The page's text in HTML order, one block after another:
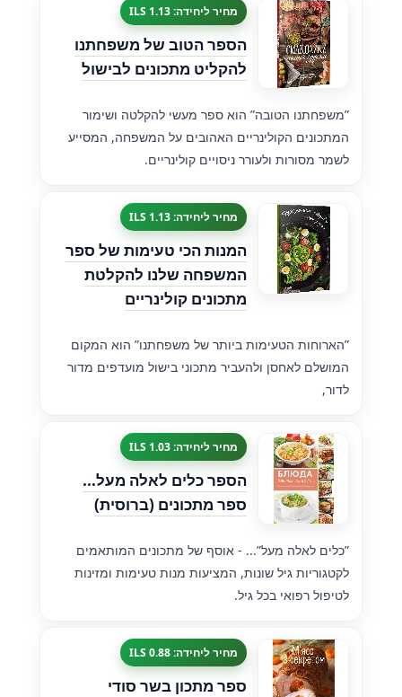
מחיר ליחידה: 1.13 ILS
הספר הטוב של משפחתנו
להקליט מתכונים לבישול
”משפחתנו הטובה” הוא ספר מעשי להקלטה ושימור
המתכונים הקולינריים האהובים על המשפחה, המסייע
לשמר מסורות ולעורר ניסויים קולינריים.
מחיר ליחידה: 1.13 ILS
המנות הכי טעימות של ספר
המשפחה שלנו להקלטת
מתכונים קולינריים
”הארוחות הטעימות ביותר של משפחתנו” הוא המקום
המושלם לאחסן ולהעביר מתכוני בישול מועדפים מדור
לדור,
מחיר ליחידה: 1.03 ILS
הספר כלים לאלה מעל...
ספר מתכונים (ברוסית)
”כלים לאלה מעל”... - אוסף של מתכונים המותאמים
לקטגוריות גיל שונות, המציעות מנות טעימות ומזינות
לטיפול רפואי בכל גיל.
מחיר ליחידה: 0.88 ILS
ספר מתכון בשר סודי